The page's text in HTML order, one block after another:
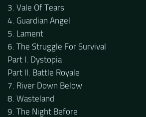
3. Vale Of Tears
4. Guardian Angel
5. Lament
6. The Struggle For Survival
Part I. Dystopia
Part II. Battle Royale
7. River Down Below
8. Wasteland
9. The Night Before